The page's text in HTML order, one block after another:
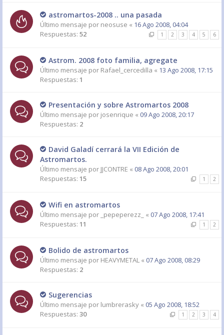
astromartos-2008 .. una pasada
Último mensaje por neosuse « 16 Ago 2008, 04:04
Respuestas: 52 1 2 3 4 5 6
Astrom. 2008 foto familia, agregate
Último mensaje por Rafael_cercedilla « 13 Ago 2008, 17:15
Respuestas: 1
Presentación y sobre Astromartos 2008
Último mensaje por josenrique « 09 Ago 2008, 20:17
Respuestas: 2
David Galadí cerrará la VII Edición de
Astromartos.
Último mensaje por JJCONTRE « 08 Ago 2008, 20:01
Respuestas: 15 1 2
Wifi en astromartos
Último mensaje por _pepeperezz_ « 07 Ago 2008, 17:41
Respuestas: 11 1 2
Bolido de astromartos
Último mensaje por HEAVYMETAL « 07 Ago 2008, 08:29
Respuestas: 2
Sugerencias
Último mensaje por lumbrerasky « 05 Ago 2008, 18:52
Respuestas: 30 1 2 3 4